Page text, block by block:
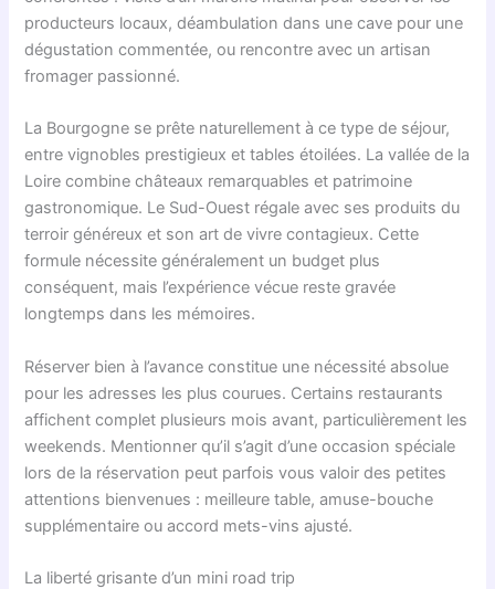
producteurs locaux, déambulation dans une cave pour une
dégustation commentée, ou rencontre avec un artisan
fromager passionné.
La Bourgogne se prête naturellement à ce type de séjour,
entre vignobles prestigieux et tables étoilées. La vallée de la
Loire combine châteaux remarquables et patrimoine
gastronomique. Le Sud-Ouest régale avec ses produits du
terroir généreux et son art de vivre contagieux. Cette
formule nécessite généralement un budget plus
conséquent, mais l’expérience vécue reste gravée
longtemps dans les mémoires.
Réserver bien à l’avance constitue une nécessité absolue
pour les adresses les plus courues. Certains restaurants
affichent complet plusieurs mois avant, particulièrement les
weekends. Mentionner qu’il s’agit d’une occasion spéciale
lors de la réservation peut parfois vous valoir des petites
attentions bienvenues : meilleure table, amuse-bouche
supplémentaire ou accord mets-vins ajusté.
La liberté grisante d’un mini road trip